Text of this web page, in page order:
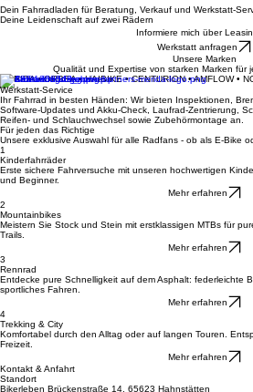
HomeDatenschutzerklärungAGB ImpressumKontakt
Dein Fahrradladen für Beratung, Verkauf und Werkstatt-
Informiere mich über Leasing
Werkstatt anfragen
Qualität und Expertise von starken Marken für
MERIDA • ORBEA • HAIBIKE • CENTURION • AMFLOW •
Werkstatt-Service
Ihr Fahrrad in besten Händen: Wir bieten Inspektionen,
Software-Updates und Akku-Check, Laufrad-Zentrierung,
Reifen- und Schlauchwechsel sowie Zubehörmontage an.
Für jeden das Richtige
Unsere exklusive Auswahl für alle Radfans - ob als E-Bike
1
Erste sichere Fahrversuche mit unseren hochwertigen
und Beginner.
Mehr erfahren
2
Meistern Sie Stock und Stein mit erstklassigen MTBs für
Trails.
Mehr erfahren
3
Entdecke pure Schnelligkeit auf dem Asphalt: federleichte
sportliches Fahren.
Mehr erfahren
4
Komfortabel durch den Alltag oder auf langen Touren.
Freizeit.
Mehr erfahren